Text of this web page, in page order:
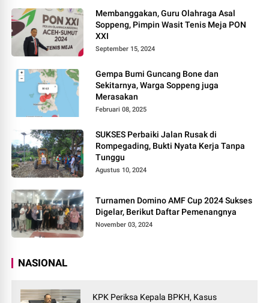
Membanggakan, Guru Olahraga Asal
Soppeng, Pimpin Wasit Tenis Meja PON
XXI
September 15, 2024
Gempa Bumi Guncang Bone dan
Sekitarnya, Warga Soppeng juga
Merasakan
Februari 08, 2025
SUKSES Perbaiki Jalan Rusak di
Rompegading, Bukti Nyata Kerja Tanpa
Tunggu
Agustus 10, 2024
Turnamen Domino AMF Cup 2024 Sukses
Digelar, Berikut Daftar Pemenangnya
November 03, 2024
NASIONAL
KPK Periksa Kepala BPKH, Kasus